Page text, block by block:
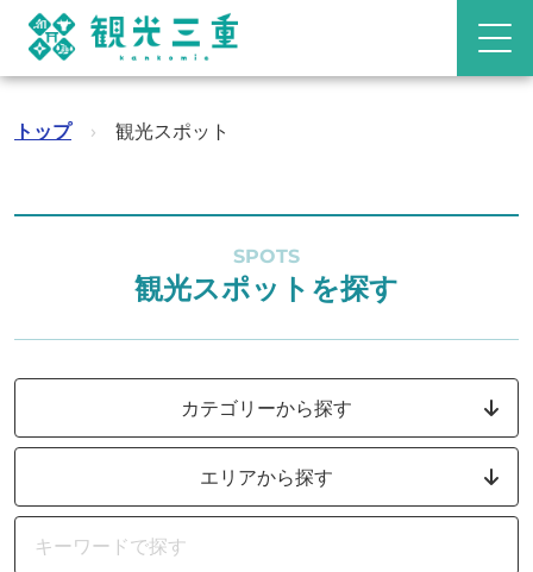
トップ › 観光スポット
SPOTS
観光スポットを探す
カテゴリーから探す
エリアから探す